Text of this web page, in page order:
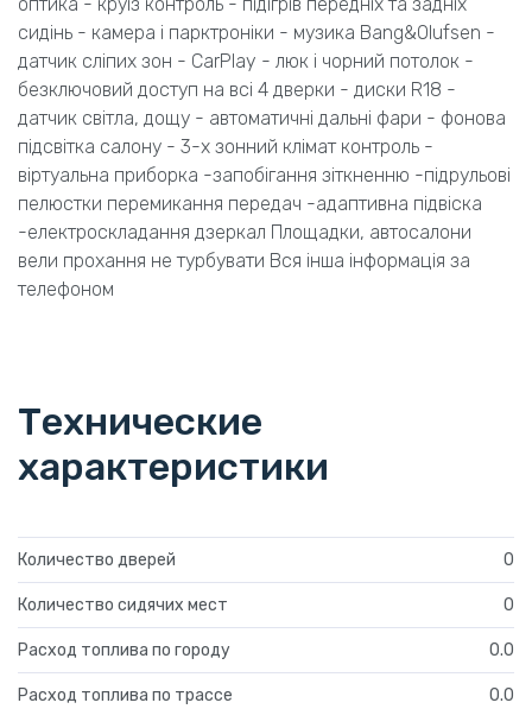
Технические
характеристики
Количество дверей 0
Количество сидячих мест 0
Расход топлива по городу 0.0
Расход топлива по трассе 0.0
оптика - круіз контроль - підігрів передніх та задніх
сидінь - камера і парктроніки - музика Bang&Olufsen -
датчик сліпих зон - CarPlay - люк і чорний потолок -
безключовий доступ на всі 4 дверки - диски R18 -
датчик світла, дощу - автоматичні дальні фари - фонова
підсвітка салону - 3-х зонний клімат контроль -
віртуальна приборка -запобігання зіткненню -підрульові
пелюстки перемикання передач -адаптивна підвіска
-електроскладання дзеркал Площадки, автосалони
вели прохання не турбувати Вся інша інформація за
телефоном